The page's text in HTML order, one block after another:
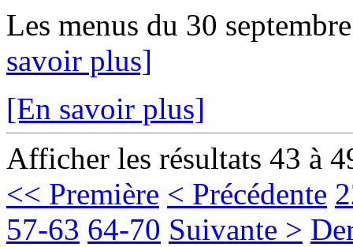
Les menus du 30
savoir plus]
[En savoir plus]
Afficher les résultats 43 à
<< Première < Précédente
57-63 64-70 Suivante >